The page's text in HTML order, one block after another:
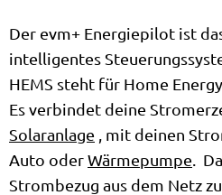
Der evm+ Energiepilot ist
intelligentes
HEMS steht für Home
Es verbindet deine
Solaranlage , mit deinen
Auto oderWärmepumpe .
Strombezug aus dem Netz